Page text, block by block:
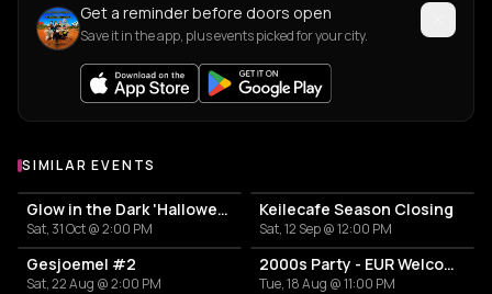
Get a reminder before doors open
Save it in the app, plus events picked for your city.
SIMILAR EVENTS
Glow in the Dark 'Halloween Special' 2026
Sat, 31 Oct @ 2:00 PM
Keilecafe Season Closing
Sat, 12 Sep @ 12:00 PM
Gesjoemel #2
Sat, 22 Aug @ 2:00 PM
2000s Party - EUR Welcome Week by Vertigo
Tue, 18 Aug @ 11:00 PM